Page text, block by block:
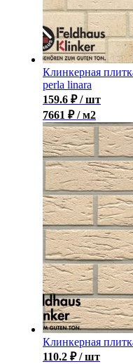
Клинкерная
perla linara
159.6 ₽ / шт
7661 ₽ / м2
Клинкерная
110.2 ₽ / шт